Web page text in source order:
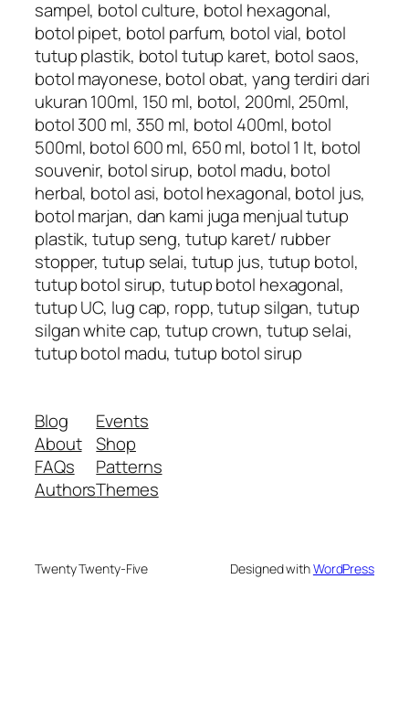
sampel, botol culture, botol hexagonal,
botol pipet, botol parfum, botol vial, botol
tutup plastik, botol tutup karet, botol saos,
botol mayonese, botol obat, yang terdiri dari
ukuran 100ml, 150 ml, botol, 200ml, 250ml,
botol 300 ml, 350 ml, botol 400ml, botol
500ml, botol 600 ml, 650 ml, botol 1 lt, botol
souvenir, botol sirup, botol madu, botol
herbal, botol asi, botol hexagonal, botol jus,
botol marjan, dan kami juga menjual tutup
plastik, tutup seng, tutup karet/ rubber
stopper, tutup selai, tutup jus, tutup botol,
tutup botol sirup, tutup botol hexagonal,
tutup UC, lug cap, ropp, tutup silgan, tutup
silgan white cap, tutup crown, tutup selai,
tutup botol madu, tutup botol sirup
Blog
About
FAQs
Authors
Events
Shop
Patterns
Themes
Twenty Twenty-Five Designed withWordPress